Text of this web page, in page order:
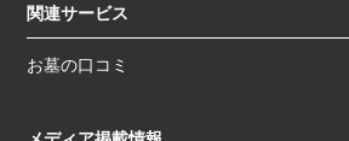
関連サービス
お墓の口コミ